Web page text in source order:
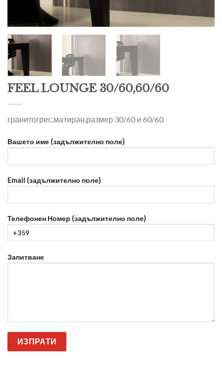
FEEL LOUNGE 30/60,60/60
гранитогрес,матиран,размер 30/60 и 60/60
Вашето име (задължително поле)
Email (задължително поле)
Телефонен Номер (задължително поле)
Запитване